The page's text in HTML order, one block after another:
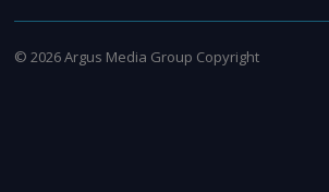
© 2026Argus Media Group Copyright